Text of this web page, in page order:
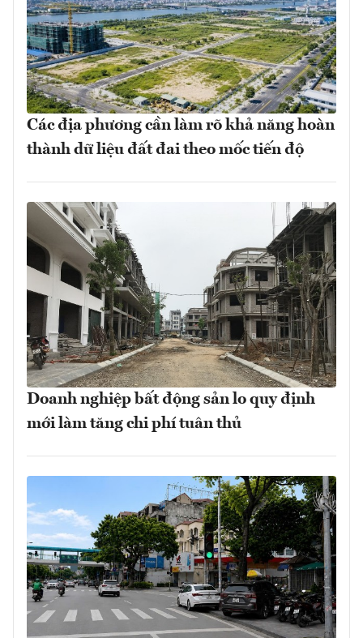
Các địa phương cần làm rõ khả năng hoàn
thành dữ liệu đất đai theo mốc tiến độ
Doanh nghiệp bất động sản lo quy định
mới làm tăng chi phí tuân thủ